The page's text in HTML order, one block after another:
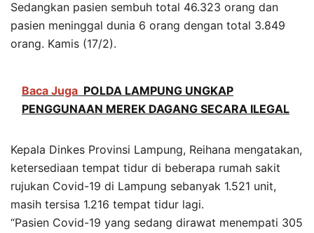
Sedangkan pasien sembuh total 46.323 orang dan
pasien meninggal dunia 6 orang dengan total 3.849
orang. Kamis (17/2).
Baca Juga POLDA LAMPUNG UNGKAP
PENGGUNAAN MEREK DAGANG SECARA ILEGAL
Kepala Dinkes Provinsi Lampung, Reihana mengatakan,
ketersediaan tempat tidur di beberapa rumah sakit
rujukan Covid-19 di Lampung sebanyak 1.521 unit,
masih tersisa 1.216 tempat tidur lagi.
“Pasien Covid-19 yang sedang dirawat menempati 305